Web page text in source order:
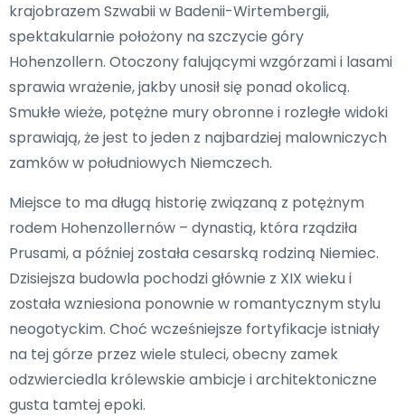
krajobrazem Szwabii w Badenii-Wirtembergii,
spektakularnie położony na szczycie góry
Hohenzollern. Otoczony falującymi wzgórzami i lasami
sprawia wrażenie, jakby unosił się ponad okolicą.
Smukłe wieże, potężne mury obronne i rozległe widoki
sprawiają, że jest to jeden z najbardziej malowniczych
zamków w południowych Niemczech.
Miejsce to ma długą historię związaną z potężnym
rodem Hohenzollernów – dynastią, która rządziła
Prusami, a później została cesarską rodziną Niemiec.
Dzisiejsza budowla pochodzi głównie z XIX wieku i
została wzniesiona ponownie w romantycznym stylu
neogotyckim. Choć wcześniejsze fortyfikacje istniały
na tej górze przez wiele stuleci, obecny zamek
odzwierciedla królewskie ambicje i architektoniczne
gusta tamtej epoki.